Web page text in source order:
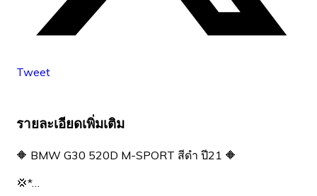
Tweet
รายละเอียดเพิ่มเติม
🔶 BMW G30 520D M-SPORT สีดำ ปี21 🔶
💢*…